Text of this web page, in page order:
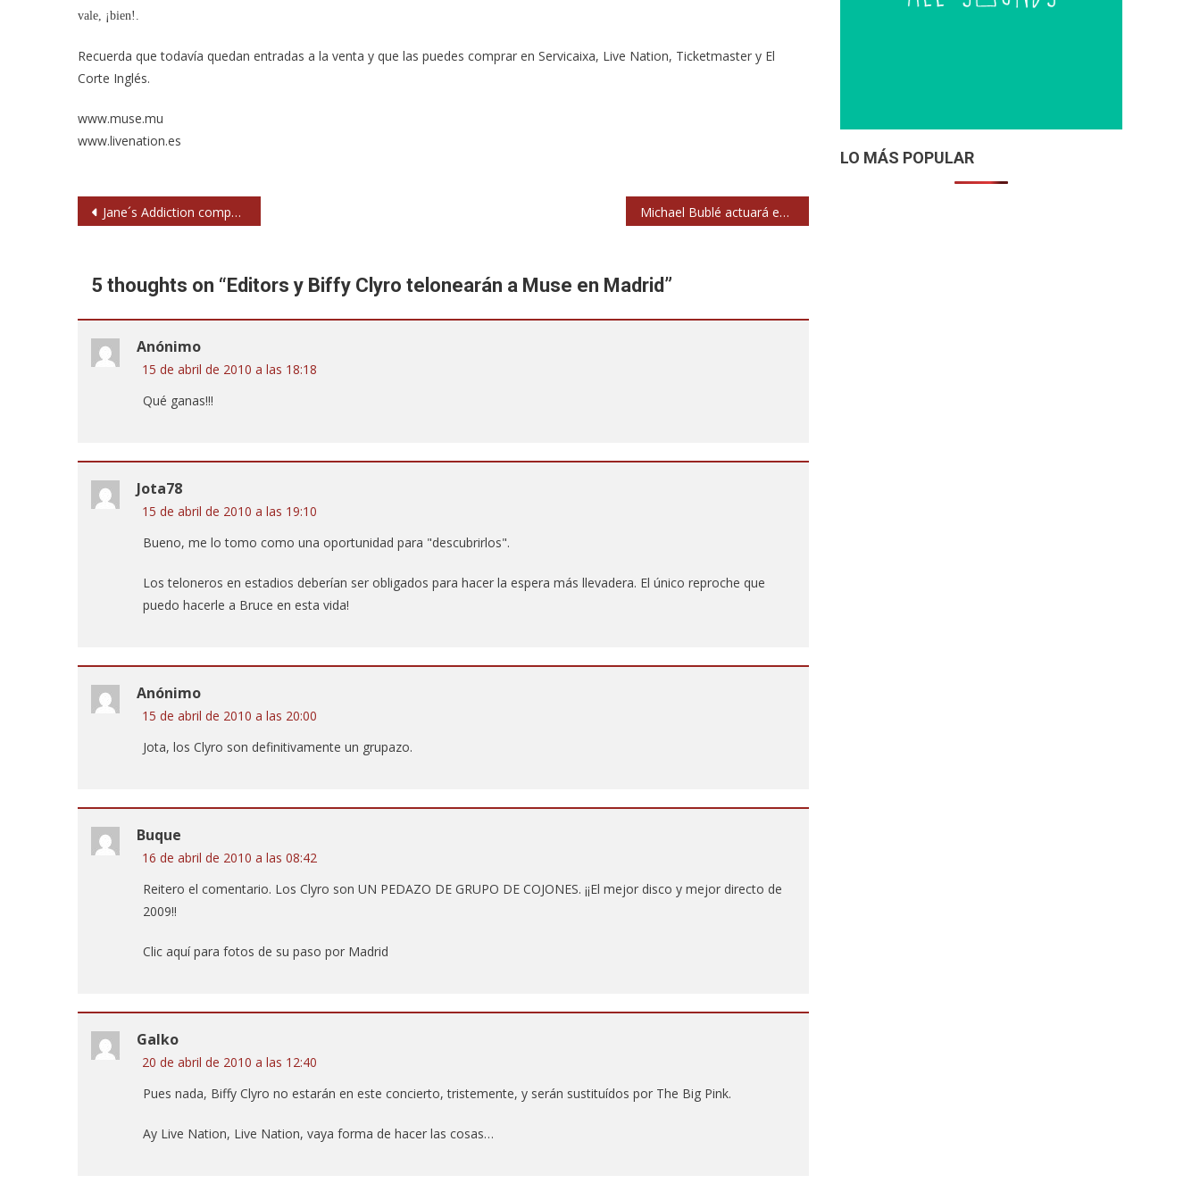
A
vale, ¡bien!.
Recuerda que todavía quedan entradas a la venta y que las puedes comprar en Servicaixa, Live Nation, Ticketmaster y El
Corte Inglés.
www.muse.mu
www.livenation.es
Navegación
Jane´s Addiction compartirán jornada con Rage Against the Machine y Cypress Hill en Rock in Rio Madrid Michael Bublé actuará en Barcelona y Madrid en octubre
5 thoughts on “Editors y Biffy Clyro telonearán a Muse en Madrid”
Anónimo
15 de abril de 2010 a las 18:18
Qué ganas!!!
Jota78
15 de abril de 2010 a las 19:10
Bueno, me lo tomo como una oportunidad para "descubrirlos".
Los teloneros en estadios deberían ser obligados para hacer la espera más llevadera. El único reproche que
puedo hacerle a Bruce en esta vida!
Anónimo
15 de abril de 2010 a las 20:00
Jota, los Clyro son definitivamente un grupazo.
Buque
16 de abril de 2010 a las 08:42
Reitero el comentario. Los Clyro son UN PEDAZO DE GRUPO DE COJONES. ¡¡El mejor disco y mejor directo de
2009!!
Clic aquí para fotos de su paso por Madrid
Galko
20 de abril de 2010 a las 12:40
Pues nada, Biffy Clyro no estarán en este concierto, tristemente, y serán sustituídos por The Big Pink.
Ay Live Nation, Live Nation, vaya forma de hacer las cosas…
LO MÁS POPULAR